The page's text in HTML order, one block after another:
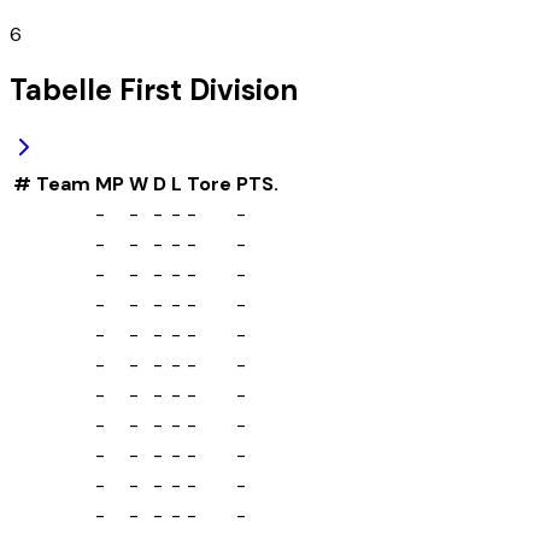
6
Tabelle First Division
# Team MPW D L Tore PTS.
-
- - - -
-
-
- - - -
-
-
- - - -
-
-
- - - -
-
-
- - - -
-
-
- - - -
-
-
- - - -
-
-
- - - -
-
-
- - - -
-
-
- - - -
-
-
- - - -
-